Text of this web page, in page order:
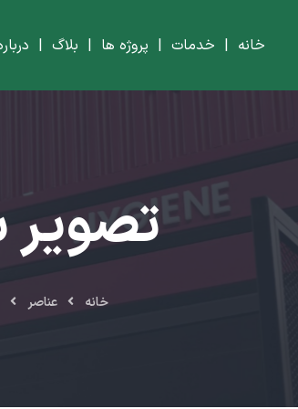
خانه | خدمات| پروژه ها | بلاگ|
تصویر
خانه عناصر